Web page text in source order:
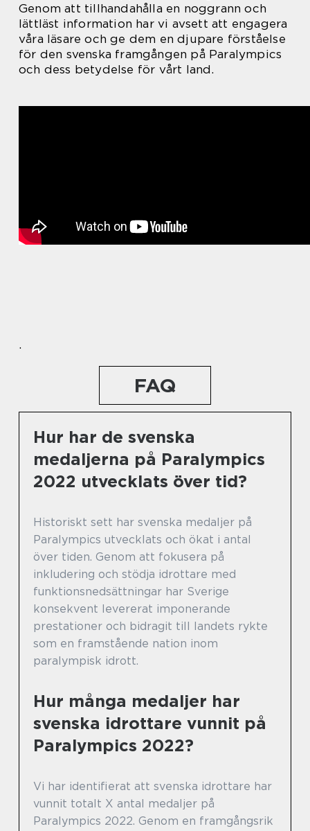
Genom att tillhandahålla en noggrann och
lättläst information har vi avsett att engagera
våra läsare och ge dem en djupare förståelse
för den svenska framgången på Paralympics
och dess betydelse för vårt land.
.
FAQ
Hur har de svenska
medaljerna på Paralympics
2022 utvecklats över tid?
Historiskt sett har svenska medaljer på
Paralympics utvecklats och ökat i antal
över tiden. Genom att fokusera på
inkludering och stödja idrottare med
funktionsnedsättningar har Sverige
konsekvent levererat imponerande
prestationer och bidragit till landets rykte
som en framstående nation inom
paralympisk idrott.
Hur många medaljer har
svenska idrottare vunnit på
Paralympics 2022?
Vi har identifierat att svenska idrottare har
vunnit totalt X antal medaljer på
Paralympics 2022. Genom en framgångsrik